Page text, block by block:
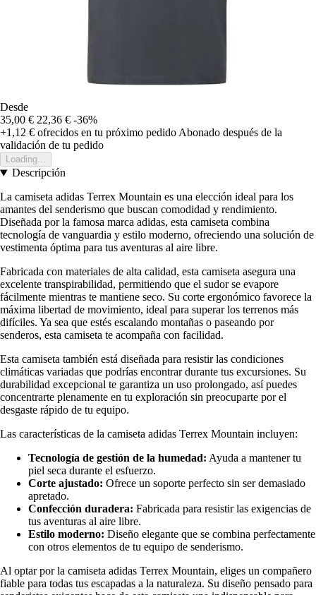
Desde
35,00 € 22,36 € -36%
+1,12 € ofrecidos en tu próximo pedidoAbonado después de la
validación de tu pedido
Loading...
Descripción
La camiseta adidas Terrex Mountain es una elección ideal para los
amantes del senderismo que buscan comodidad y rendimiento.
Diseñada por la famosa marca adidas, esta camiseta combina
tecnología de vanguardia y estilo moderno, ofreciendo una solución de
vestimenta óptima para tus aventuras al aire libre.
Fabricada con materiales de alta calidad, esta camiseta asegura una
excelente transpirabilidad, permitiendo que el sudor se evapore
fácilmente mientras te mantiene seco. Su corte ergonómico favorece la
máxima libertad de movimiento, ideal para superar los terrenos más
difíciles. Ya sea que estés escalando montañas o paseando por
senderos, esta camiseta te acompaña con facilidad.
Esta camiseta también está diseñada para resistir las condiciones
climáticas variadas que podrías encontrar durante tus excursiones. Su
durabilidad excepcional te garantiza un uso prolongado, así puedes
concentrarte plenamente en tu exploración sin preocuparte por el
desgaste rápido de tu equipo.
Las características de la camiseta adidas Terrex Mountain incluyen:
Tecnología de gestión de la humedad: Ayuda a mantener tu
piel seca durante el esfuerzo.
Corte ajustado: Ofrece un soporte perfecto sin ser demasiado
apretado.
Confección duradera: Fabricada para resistir las exigencias de
tus aventuras al aire libre.
Estilo moderno: Diseño elegante que se combina perfectamente
con otros elementos de tu equipo de senderismo.
Al optar por la camiseta adidas Terrex Mountain, eliges un compañero
fiable para todas tus escapadas a la naturaleza. Su diseño pensado para